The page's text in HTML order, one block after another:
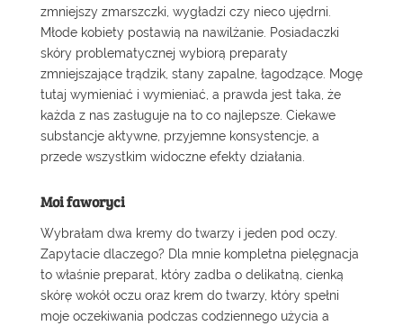
zmniejszy zmarszczki, wygładzi czy nieco ujędrni.
Młode kobiety postawią na nawilżanie. Posiadaczki
skóry problematycznej wybiorą preparaty
zmniejszające trądzik, stany zapalne, łagodzące. Mogę
tutaj wymieniać i wymieniać, a prawda jest taka, że
każda z nas zasługuje na to co najlepsze. Ciekawe
substancje aktywne, przyjemne konsystencje, a
przede wszystkim widoczne efekty działania.
Moi faworyci
Wybrałam dwa kremy do twarzy i jeden pod oczy.
Zapytacie dlaczego? Dla mnie kompletna pielęgnacja
to właśnie preparat, który zadba o delikatną, cienką
skórę wokół oczu oraz krem do twarzy, który spełni
moje oczekiwania podczas codziennego użycia a